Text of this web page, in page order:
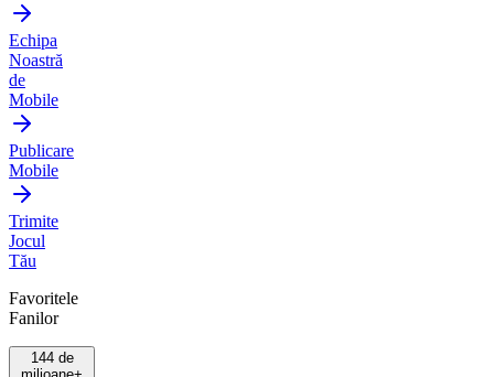
Echipa
Noastră
de
Mobile
Publicare
Mobile
Trimite
Jocul
Tău
Favoritele
Fanilor
144 de